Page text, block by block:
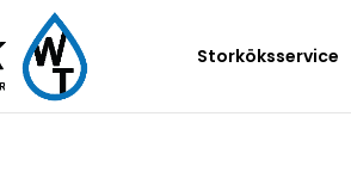
Storköksservice